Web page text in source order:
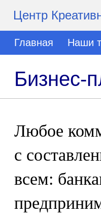
Центр
Главная Наши
Бизнес-
Любое
с
всем: